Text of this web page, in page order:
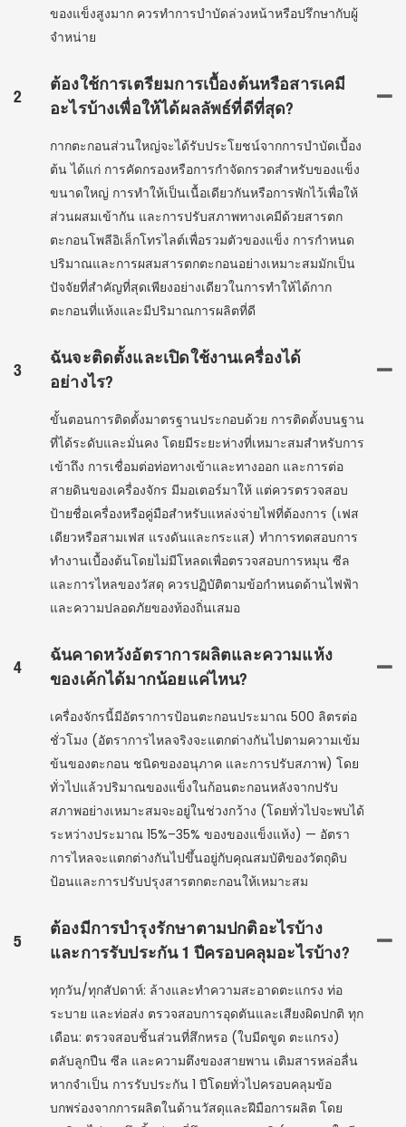
ของแข็งสูงมาก ควรทำการบำบัดล่วงหน้าหรือปรึกษากับผู้
จำหน่าย
2
ต้องใช้การเตรียมการเบื้องต้นหรือสารเคมี
อะไรบ้างเพื่อให้ได้ผลลัพธ์ที่ดีที่สุด?
กากตะกอนส่วนใหญ่จะได้รับประโยชน์จากการบำบัดเบื้อง
ต้น ได้แก่ การคัดกรองหรือการกำจัดกรวดสำหรับของแข็ง
ขนาดใหญ่ การทำให้เป็นเนื้อเดียวกันหรือการพักไว้เพื่อให้
ส่วนผสมเข้ากัน และการปรับสภาพทางเคมีด้วยสารตก
ตะกอนโพลีอิเล็กโทรไลต์เพื่อรวมตัวของแข็ง การกำหนด
ปริมาณและการผสมสารตกตะกอนอย่างเหมาะสมมักเป็น
ปัจจัยที่สำคัญที่สุดเพียงอย่างเดียวในการทำให้ได้กาก
ตะกอนที่แห้งและมีปริมาณการผลิตที่ดี
3
ฉันจะติดตั้งและเปิดใช้งานเครื่องได้
อย่างไร?
ขั้นตอนการติดตั้งมาตรฐานประกอบด้วย การติดตั้งบนฐาน
ที่ได้ระดับและมั่นคง โดยมีระยะห่างที่เหมาะสมสำหรับการ
เข้าถึง การเชื่อมต่อท่อทางเข้าและทางออก และการต่อ
สายดินของเครื่องจักร มีมอเตอร์มาให้ แต่ควรตรวจสอบ
ป้ายชื่อเครื่องหรือคู่มือสำหรับแหล่งจ่ายไฟที่ต้องการ (เฟส
เดียวหรือสามเฟส แรงดันและกระแส) ทำการทดสอบการ
ทำงานเบื้องต้นโดยไม่มีโหลดเพื่อตรวจสอบการหมุน ซีล
และการไหลของวัสดุ ควรปฏิบัติตามข้อกำหนดด้านไฟฟ้า
และความปลอดภัยของท้องถิ่นเสมอ
4
ฉันคาดหวังอัตราการผลิตและความแห้ง
ของเค้กได้มากน้อยแค่ไหน?
เครื่องจักรนี้มีอัตราการป้อนตะกอนประมาณ 500 ลิตรต่อ
ชั่วโมง (อัตราการไหลจริงจะแตกต่างกันไปตามความเข้ม
ข้นของตะกอน ชนิดของอนุภาค และการปรับสภาพ) โดย
ทั่วไปแล้วปริมาณของแข็งในก้อนตะกอนหลังจากปรับ
สภาพอย่างเหมาะสมจะอยู่ในช่วงกว้าง (โดยทั่วไปจะพบได้
ระหว่างประมาณ 15%–35% ของของแข็งแห้ง) — อัตรา
การไหลจะแตกต่างกันไปขึ้นอยู่กับคุณสมบัติของวัตถุดิบ
ป้อนและการปรับปรุงสารตกตะกอนให้เหมาะสม
5
ต้องมีการบำรุงรักษาตามปกติอะไรบ้าง
และการรับประกัน 1 ปีครอบคลุมอะไรบ้าง?
ทุกวัน/ทุกสัปดาห์: ล้างและทำความสะอาดตะแกรง ท่อ
ระบาย และท่อส่ง ตรวจสอบการอุดตันและเสียงผิดปกติ ทุก
เดือน: ตรวจสอบชิ้นส่วนที่สึกหรอ (ใบมีดขูด ตะแกรง)
ตลับลูกปืน ซีล และความตึงของสายพาน เติมสารหล่อลื่น
หากจำเป็น การรับประกัน 1 ปีโดยทั่วไปครอบคลุมข้อ
บกพร่องจากการผลิตในด้านวัสดุและฝีมือการผลิต โดย